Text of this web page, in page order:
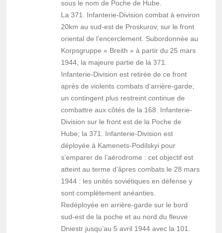
sous le nom de Poche de Hube.
La 371. Infanterie-Division combat à environ
20km au sud-est de Proskurov, sur le front
oriental de l’encerclement. Subordonnée au
Korpsgruppe « Breith » à partir du 25 mars
1944, la majeure partie de la 371.
Infanterie-Division est retirée de ce front
après de violents combats d’arrière-garde;
un contingent plus restreint continue de
combattre aux côtés de la 168. Infanterie-
Division sur le front est de la Poche de
Hube; la 371. Infanterie-Division est
déployée à Kamenets-Podilskyi pour
s’emparer de l’aérodrome : cet objectif est
atteint au terme d’âpres combats le 28 mars
1944 : les unités soviétiques en défense y
sont complètement anéanties.
Redéployée en arrière-garde sur le bord
sud-est de la poche et au nord du fleuve
Dniestr jusqu’au 5 avril 1944 avec la 101.